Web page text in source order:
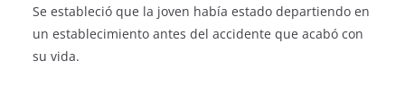
Se estableció que la joven había estado departiendo en
un establecimiento antes del accidente que acabó con
su vida.